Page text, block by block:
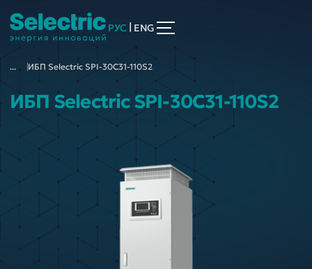
РУС ENG
... ИБП Selectric SPI-30C31-110S2
ИБП Selectric SPI-30C31-110S2